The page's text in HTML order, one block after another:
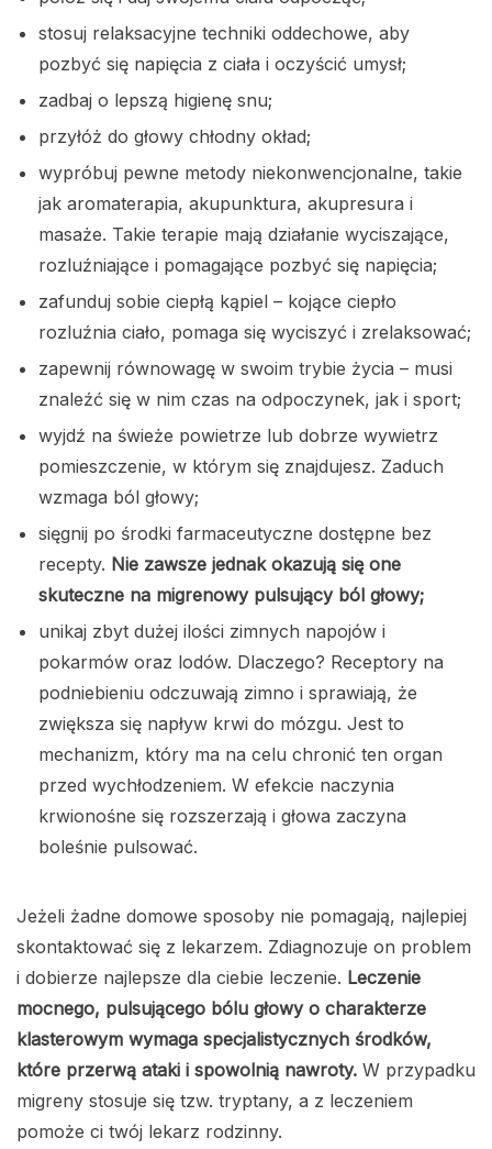
stosuj relaksacyjne techniki oddechowe, aby
pozbyć się napięcia z ciała i oczyścić umysł;
zadbaj o lepszą higienę snu;
przyłóż do głowy chłodny okład;
wypróbuj pewne metody niekonwencjonalne, takie
jak aromaterapia, akupunktura, akupresura i
masaże. Takie terapie mają działanie wyciszające,
rozluźniające i pomagające pozbyć się napięcia;
zafunduj sobie ciepłą kąpiel – kojące ciepło
rozluźnia ciało, pomaga się wyciszyć i zrelaksować;
zapewnij równowagę w swoim trybie życia – musi
znaleźć się w nim czas na odpoczynek, jak i sport;
wyjdź na świeże powietrze lub dobrze wywietrz
pomieszczenie, w którym się znajdujesz. Zaduch
wzmaga ból głowy;
sięgnij po środki farmaceutyczne dostępne bez
recepty. Nie zawsze jednak okazują się one
skuteczne na migrenowy pulsujący ból głowy;
unikaj zbyt dużej ilości zimnych napojów i
pokarmów oraz lodów. Dlaczego? Receptory na
podniebieniu odczuwają zimno i sprawiają, że
zwiększa się napływ krwi do mózgu. Jest to
mechanizm, który ma na celu chronić ten organ
przed wychłodzeniem. W efekcie naczynia
krwionośne się rozszerzają i głowa zaczyna
boleśnie pulsować.
Jeżeli żadne domowe sposoby nie pomagają, najlepiej
skontaktować się z lekarzem. Zdiagnozuje on problem
i dobierze najlepsze dla ciebie leczenie. Leczenie
mocnego, pulsującego bólu głowy o charakterze
klasterowym wymaga specjalistycznych środków,
które przerwą ataki i spowolnią nawroty. W przypadku
migreny stosuje się tzw. tryptany, a z leczeniem
pomoże ci twój lekarz rodzinny.